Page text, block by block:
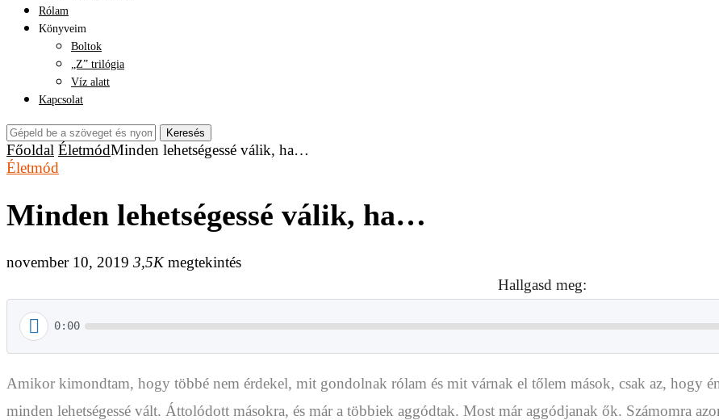
Rólam
Könyveim
Boltok
„Z” trilógia
Víz alatt
Kapcsolat
Keresés
Főoldal ÉletmódMinden lehetségessé válik, ha…
Életmód
Minden lehetségessé válik, ha…
november 10, 2019 3,5Kmegtekintés
Hallgasd meg:
0:00
Amikor kimondtam, hogy többé nem érdekel, mit gondolnak rólam és mit várnak el tőlem mások, csak az, hogy
minden lehetségessé vált. Áttolódott másokra, és már a többiek aggódtak. Most már aggódjanak ők. Számomra